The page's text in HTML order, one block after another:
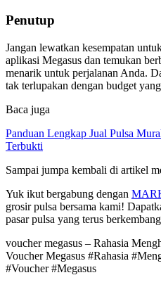
Penutup
Jangan lewatkan kesempatan
aplikasi Megasus dan temukan
menarik untuk perjalanan Anda.
tak terlupakan dengan budget
Baca juga
Panduan Lengkap Jual Pulsa
Terbukti
Sampai jumpa kembali di artikel
Yuk ikut bergabung dengan
grosir pulsa bersama kami!
pasar pulsa yang terus
voucher megasus – Rahasia
Voucher Megasus #Rahasia
#Voucher #Megasus